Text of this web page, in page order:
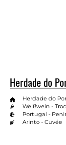
Herdade do
Herdade do
Weißwein -
Portugal -
Arinto - Cuvée